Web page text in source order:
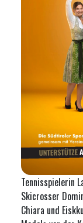
Tennisspielerin
Skicrosser
Chiara und